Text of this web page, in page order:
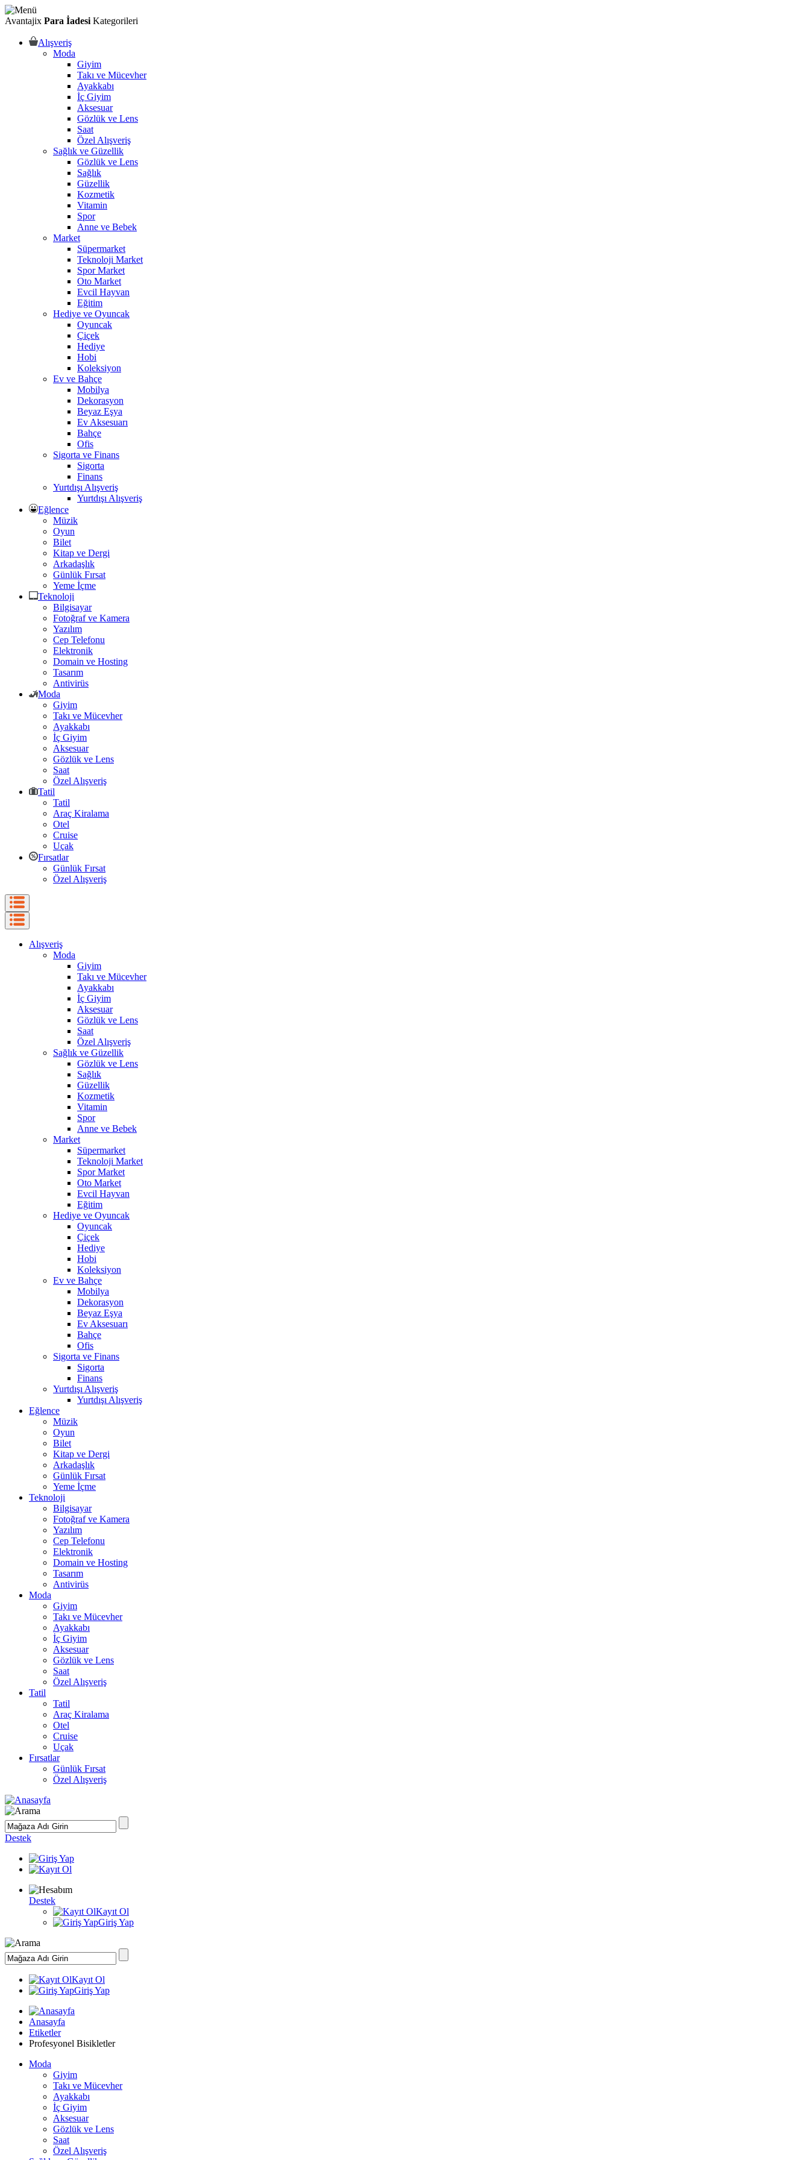
Avantajix Para İadesi Kategorileri
Alışveriş
Moda
Giyim
Takı ve Mücevher
Ayakkabı
İç Giyim
Aksesuar
Gözlük ve Lens
Saat
Özel Alışveriş
Sağlık ve Güzellik
Gözlük ve Lens
Sağlık
Güzellik
Kozmetik
Vitamin
Spor
Anne ve Bebek
Market
Süpermarket
Teknoloji Market
Spor Market
Oto Market
Evcil Hayvan
Eğitim
Hediye ve Oyuncak
Oyuncak
Çiçek
Hediye
Hobi
Koleksiyon
Ev ve Bahçe
Mobilya
Dekorasyon
Beyaz Eşya
Ev Aksesuarı
Bahçe
Ofis
Sigorta ve Finans
Sigorta
Finans
Yurtdışı Alışveriş
Yurtdışı Alışveriş
Eğlence
Müzik
Oyun
Bilet
Kitap ve Dergi
Arkadaşlık
Günlük Fırsat
Yeme İçme
Teknoloji
Bilgisayar
Fotoğraf ve Kamera
Yazılım
Cep Telefonu
Elektronik
Domain ve Hosting
Tasarım
Antivirüs
Moda
Giyim
Takı ve Mücevher
Ayakkabı
İç Giyim
Aksesuar
Gözlük ve Lens
Saat
Özel Alışveriş
Tatil
Tatil
Araç Kiralama
Otel
Cruise
Uçak
Fırsatlar
Günlük Fırsat
Özel Alışveriş
Alışveriş
Moda
Giyim
Takı ve Mücevher
Ayakkabı
İç Giyim
Aksesuar
Gözlük ve Lens
Saat
Özel Alışveriş
Sağlık ve Güzellik
Gözlük ve Lens
Sağlık
Güzellik
Kozmetik
Vitamin
Spor
Anne ve Bebek
Market
Süpermarket
Teknoloji Market
Spor Market
Oto Market
Evcil Hayvan
Eğitim
Hediye ve Oyuncak
Oyuncak
Çiçek
Hediye
Hobi
Koleksiyon
Ev ve Bahçe
Mobilya
Dekorasyon
Beyaz Eşya
Ev Aksesuarı
Bahçe
Ofis
Sigorta ve Finans
Sigorta
Finans
Yurtdışı Alışveriş
Yurtdışı Alışveriş
Eğlence
Müzik
Oyun
Bilet
Kitap ve Dergi
Arkadaşlık
Günlük Fırsat
Yeme İçme
Teknoloji
Bilgisayar
Fotoğraf ve Kamera
Yazılım
Cep Telefonu
Elektronik
Domain ve Hosting
Tasarım
Antivirüs
Moda
Giyim
Takı ve Mücevher
Ayakkabı
İç Giyim
Aksesuar
Gözlük ve Lens
Saat
Özel Alışveriş
Tatil
Tatil
Araç Kiralama
Otel
Cruise
Uçak
Fırsatlar
Günlük Fırsat
Özel Alışveriş
Destek
Destek
Kayıt Ol
Giriş Yap
Kayıt Ol
Giriş Yap
Anasayfa
Etiketler
Profesyonel Bisikletler
Moda
Giyim
Takı ve Mücevher
Ayakkabı
İç Giyim
Aksesuar
Gözlük ve Lens
Saat
Özel Alışveriş